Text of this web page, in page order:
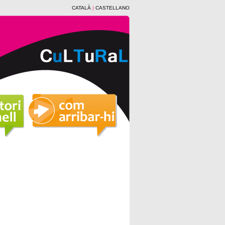
CATALÀ | CASTELLANO